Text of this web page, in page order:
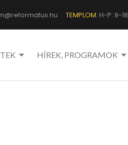
TEMPLOM: H-P: 9-
HÍREK, PROGRAMOK